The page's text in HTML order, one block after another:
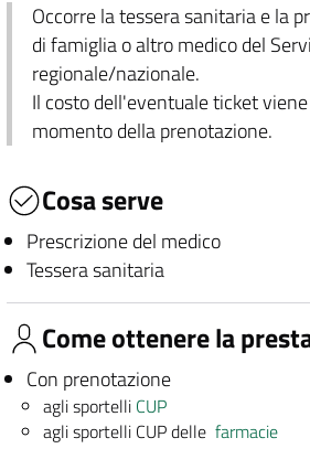
Occorre la tessera sanitaria e la
di famiglia o altro medico del
regionale/nazionale.
Il costo dell'eventuale ticket
momento della prenotazione.
Cosa serve
Prescrizione del medico
Tessera sanitaria
Come ottenere la
Con prenotazione
agli sportelli CUP
agli sportelli CUP dellefarmacie